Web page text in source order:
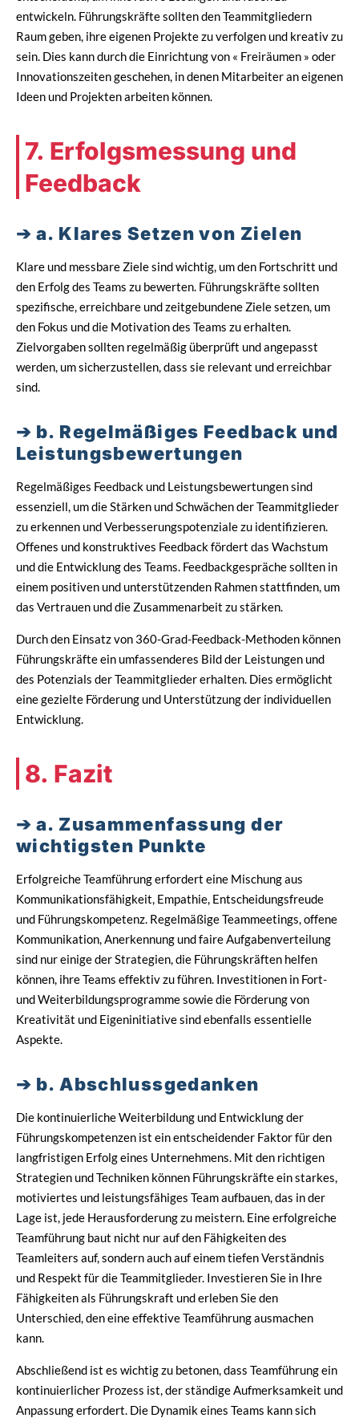
entwickeln. Führungskräfte sollten den Teammitgliedern
Raum geben, ihre eigenen Projekte zu verfolgen und kreativ zu
sein. Dies kann durch die Einrichtung von « Freiräumen » oder
Innovationszeiten geschehen, in denen Mitarbeiter an eigenen
Ideen und Projekten arbeiten können.
7. Erfolgsmessung und
Feedback
a. Klares Setzen von Zielen
Klare und messbare Ziele sind wichtig, um den Fortschritt und
den Erfolg des Teams zu bewerten. Führungskräfte sollten
spezifische, erreichbare und zeitgebundene Ziele setzen, um
den Fokus und die Motivation des Teams zu erhalten.
Zielvorgaben sollten regelmäßig überprüft und angepasst
werden, um sicherzustellen, dass sie relevant und erreichbar
sind.
b. Regelmäßiges Feedback und
Leistungsbewertungen
Regelmäßiges Feedback und Leistungsbewertungen sind
essenziell, um die Stärken und Schwächen der Teammitglieder
zu erkennen und Verbesserungspotenziale zu identifizieren.
Offenes und konstruktives Feedback fördert das Wachstum
und die Entwicklung des Teams. Feedbackgespräche sollten in
einem positiven und unterstützenden Rahmen stattfinden, um
das Vertrauen und die Zusammenarbeit zu stärken.
Durch den Einsatz von 360-Grad-Feedback-Methoden können
Führungskräfte ein umfassenderes Bild der Leistungen und
des Potenzials der Teammitglieder erhalten. Dies ermöglicht
eine gezielte Förderung und Unterstützung der individuellen
Entwicklung.
8. Fazit
a. Zusammenfassung der
wichtigsten Punkte
Erfolgreiche Teamführung erfordert eine Mischung aus
Kommunikationsfähigkeit, Empathie, Entscheidungsfreude
und Führungskompetenz. Regelmäßige Teammeetings, offene
Kommunikation, Anerkennung und faire Aufgabenverteilung
sind nur einige der Strategien, die Führungskräften helfen
können, ihre Teams effektiv zu führen. Investitionen in Fort-
und Weiterbildungsprogramme sowie die Förderung von
Kreativität und Eigeninitiative sind ebenfalls essentielle
Aspekte.
b. Abschlussgedanken
Die kontinuierliche Weiterbildung und Entwicklung der
Führungskompetenzen ist ein entscheidender Faktor für den
langfristigen Erfolg eines Unternehmens. Mit den richtigen
Strategien und Techniken können Führungskräfte ein starkes,
motiviertes und leistungsfähiges Team aufbauen, das in der
Lage ist, jede Herausforderung zu meistern. Eine erfolgreiche
Teamführung baut nicht nur auf den Fähigkeiten des
Teamleiters auf, sondern auch auf einem tiefen Verständnis
und Respekt für die Teammitglieder. Investieren Sie in Ihre
Fähigkeiten als Führungskraft und erleben Sie den
Unterschied, den eine effektive Teamführung ausmachen
kann.
Abschließend ist es wichtig zu betonen, dass Teamführung ein
kontinuierlicher Prozess ist, der ständige Aufmerksamkeit und
Anpassung erfordert. Die Dynamik eines Teams kann sich